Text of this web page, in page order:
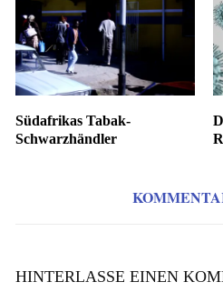
Südafrikas Tabak-
Schwarzhändler
HINTERLASSE EINEN